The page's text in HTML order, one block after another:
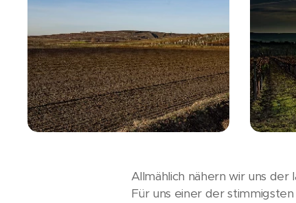
Allmählich nähern wir uns
Für uns einer der